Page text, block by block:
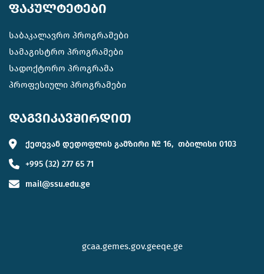
ფაკულტეტები
საბაკალავრო პროგრამები
სამაგისტრო პროგრამები
სადოქტორო პროგრამა
პროფესიული პროგრამები
დაგვიკავშირდით
ქეთევან დედოფლის გამზირი № 16, თბილისი 0103
+995 (32) 277 65 71
mail@ssu.edu.ge
gcaa.gemes.gov.geeqe.ge